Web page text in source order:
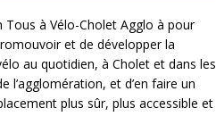
Tous à Vélo-Cholet Agglo à pour
et de développer la
au quotidien, à Cholet et dans les
l’agglomération, et d’en faire un
plus sûr, plus accessible et